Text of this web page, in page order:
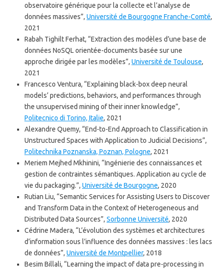
observatoire générique pour la collecte et l’analyse de
données massives”, Université de Bourgogne Franche-Comté,
2021
Rabah Tighilt Ferhat, “Extraction des modèles d’une base de
données NoSQL orientée-documents basée sur une
approche dirigée par les modèles”, Université de Toulouse,
2021
Francesco Ventura, “Explaining black-box deep neural
models’ predictions, behaviors, and performances through
the unsupervised mining of their inner knowledge”,
Politecnico di Torino, Italie, 2021
Alexandre Quemy, “End-to-End Approach to Classification in
Unstructured Spaces with Application to Judicial Decisions”,
Politechnika Poznanska, Poznan, Pologne, 2021
Meriem Mejhed Mkhinini, “Ingénierie des connaissances et
gestion de contraintes sémantiques. Application au cycle de
vie du packaging.”, Université de Bourgogne, 2020
Rutian Liu, “Semantic Services for Assisting Users to Discover
and Transform Data in the Context of Heterogeneous and
Distributed Data Sources”, Sorbonne Université, 2020
Cédrine Madera, “L’évolution des systèmes et architectures
d’information sous l’influence des données massives : les lacs
de données”, Université de Montpellier, 2018
Besim Billali, “Learning the impact of data pre-processing in